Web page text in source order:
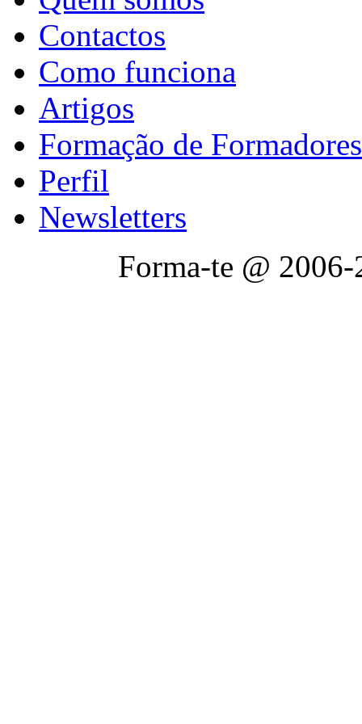
Contactos
Como funciona
Artigos
Formação de Formadores
Perfil
Newsletters
Forma-te @